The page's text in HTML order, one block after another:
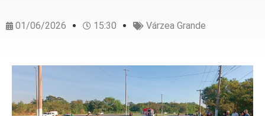
01/06/2026 15:30 Várzea Grande